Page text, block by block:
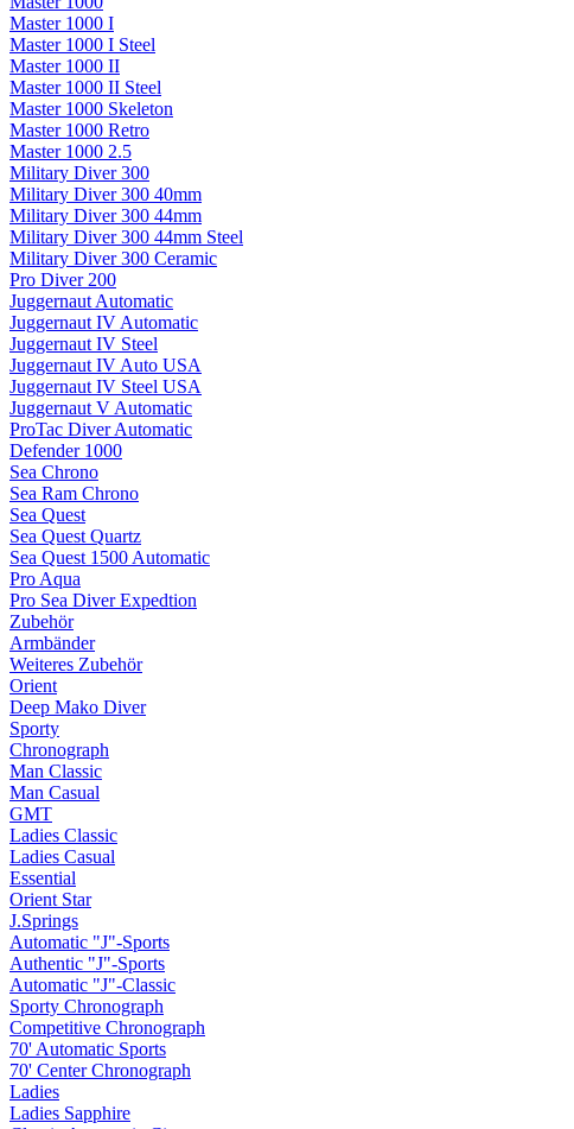
Master 1000 I
Master 1000 I Steel
Master 1000 II
Master 1000 II Steel
Master 1000 Skeleton
Master 1000 Retro
Master 1000 2.5
Military Diver 300
Military Diver 300 40mm
Military Diver 300 44mm
Military Diver 300 44mm Steel
Military Diver 300 Ceramic
Pro Diver 200
Juggernaut Automatic
Juggernaut IV Automatic
Juggernaut IV Steel
Juggernaut IV Auto USA
Juggernaut IV Steel USA
Juggernaut V Automatic
ProTac Diver Automatic
Defender 1000
Sea Chrono
Sea Ram Chrono
Sea Quest
Sea Quest Quartz
Sea Quest 1500 Automatic
Pro Aqua
Pro Sea Diver Expedtion
Zubehör
Armbänder
Weiteres Zubehör
Orient
Deep Mako Diver
Sporty
Chronograph
Man Classic
Man Casual
GMT
Ladies Classic
Ladies Casual
Essential
Orient Star
J.Springs
Automatic "J"-Sports
Authentic "J"-Sports
Automatic "J"-Classic
Sporty Chronograph
Competitive Chronograph
70' Automatic Sports
70' Center Chronograph
Ladies
Ladies Sapphire